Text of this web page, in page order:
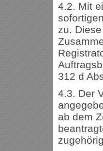
4.2. Mit
zu.
312 d
4.3. Der
ab dem